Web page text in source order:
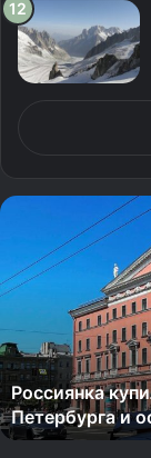
Р
с
и
н
к
а
к
у
Россиянка
Петербурга и